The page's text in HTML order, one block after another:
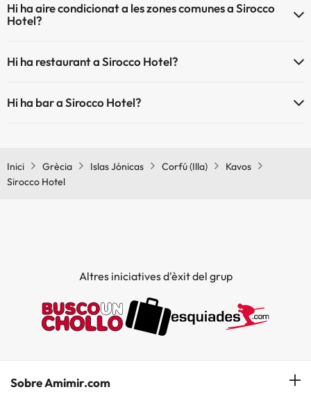
Hi ha aire condicionat a les zones comunes a Sirocco
Hotel?
Hi ha restaurant a Sirocco Hotel?
Hi ha bar a Sirocco Hotel?
Inici Grècia Islas Jónicas Corfú (Illa)
Kavos
Sirocco Hotel
Altres iniciatives d'èxit del grup
Sobre Amimir.com